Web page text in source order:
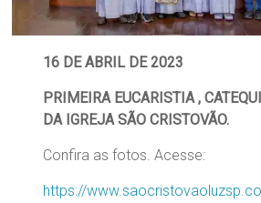
16 DE ABRIL DE 2023
PRIMEIRA EUCARISTIA ,
DA IGREJA SÃO CRISTOVÃO.
Confira as fotos. Acesse:
https://